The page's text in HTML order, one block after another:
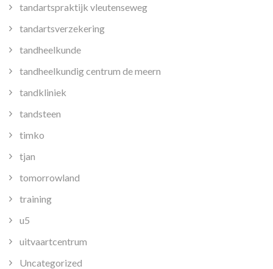
tandartspraktijk vleutenseweg
tandartsverzekering
tandheelkunde
tandheelkundig centrum de meern
tandkliniek
tandsteen
timko
tjan
tomorrowland
training
u5
uitvaartcentrum
Uncategorized